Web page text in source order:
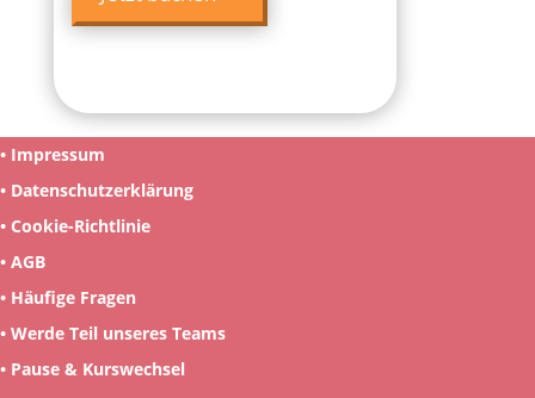
VM
• Impressum
• Datenschutzerklärung
• Cookie-Richtlinie
• AGB
• Häufige Fragen
• Werde Teil unseres Teams
• Pause & Kurswechsel